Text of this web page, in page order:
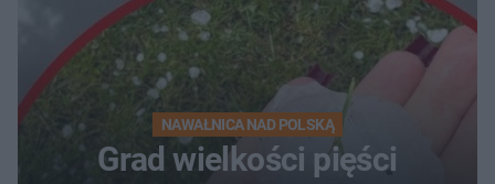
NAWAŁNICA NAD POLSKĄ
Grad wielkości pięści